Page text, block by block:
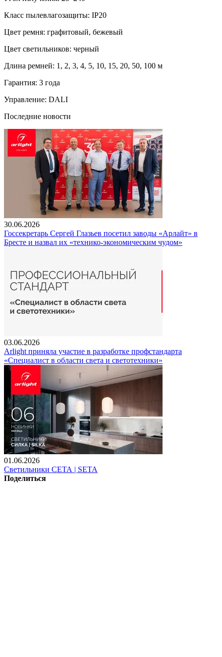
Класс пылевлагозащиты: IP20
Цвет ремня: графитовый, бежевый
Цвет светильников: черный
Длина ремней: 1, 2, 3, 4, 5, 10, 15, 20, 50, 100 м
Гарантия: 3 года
Управление: DALI
Последние новости
30.06.2026
Госсекретарь Сергей Глазьев посетил заводы «Арлайт» в
Бресте и назвал их «технико-экономическим чудом»
03.06.2026
Arlight приняла участие в разработке профстандарта
«Специалист в области света и светотехники»
01.06.2026
Светильники СЕТА | SETA
Поделиться